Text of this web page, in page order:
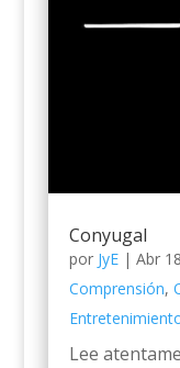
Conyugal
por JyE| Abr
Comprensión,
Lee